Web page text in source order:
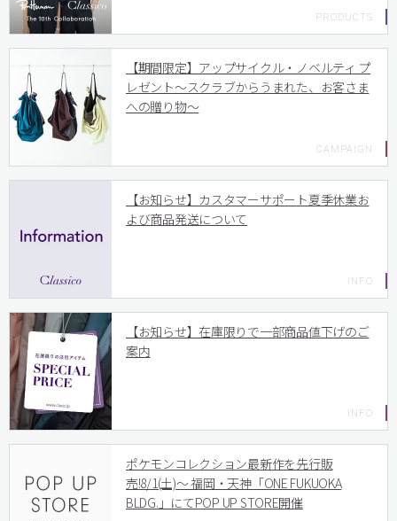
【期間限定】アップサイクル・ノベルティ プ
レゼント〜スクラブからうまれた、お客さま
への贈り物〜
【お知らせ】カスタマーサポート夏季休業お
よび商品発送について
【お知らせ】在庫限りで一部商品値下げのご
案内
ポケモンコレクション最新作を先行販
売!8/1(土)〜 福岡・天神「ONE FUKUOKA
BLDG.」にてPOP UP STORE開催